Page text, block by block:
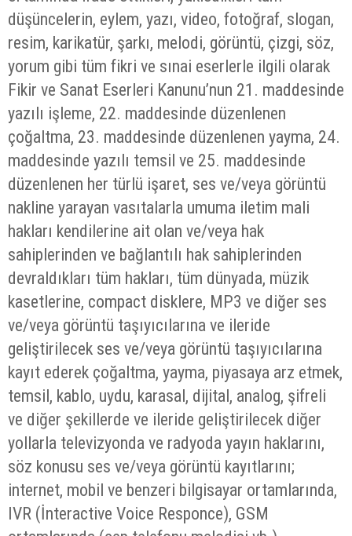
düşüncelerin, eylem, yazı, video, fotoğraf, slogan,
resim, karikatür, şarkı, melodi, görüntü, çizgi, söz,
yorum gibi tüm fikri ve sınai eserlerle ilgili olarak
Fikir ve Sanat Eserleri Kanunu’nun 21. maddesinde
yazılı işleme, 22. maddesinde düzenlenen
çoğaltma, 23. maddesinde düzenlenen yayma, 24.
maddesinde yazılı temsil ve 25. maddesinde
düzenlenen her türlü işaret, ses ve/veya görüntü
nakline yarayan vasıtalarla umuma iletim mali
hakları kendilerine ait olan ve/veya hak
sahiplerinden ve bağlantılı hak sahiplerinden
devraldıkları tüm hakları, tüm dünyada, müzik
kasetlerine, compact disklere, MP3 ve diğer ses
ve/veya görüntü taşıyıcılarına ve ileride
geliştirilecek ses ve/veya görüntü taşıyıcılarına
kayıt ederek çoğaltma, yayma, piyasaya arz etmek,
temsil, kablo, uydu, karasal, dijital, analog, şifreli
ve diğer şekillerde ve ileride geliştirilecek diğer
yollarla televizyonda ve radyoda yayın haklarını,
söz konusu ses ve/veya görüntü kayıtlarını;
internet, mobil ve benzeri bilgisayar ortamlarında,
IVR (İnteractive Voice Responce), GSM